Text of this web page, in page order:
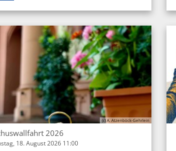
(c) A. Atzenböck-Gehrlein
2026
18. August 2026 11:00